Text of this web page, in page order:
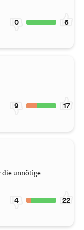
0 6
9 17
die unnötige
4 22